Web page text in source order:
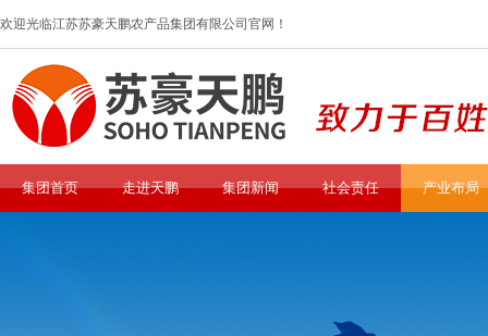
欢迎光临江苏苏豪天鹏农产品集团有限公司官网！
集团首页 走进天鹏 集团新闻 社会责任 产业布局